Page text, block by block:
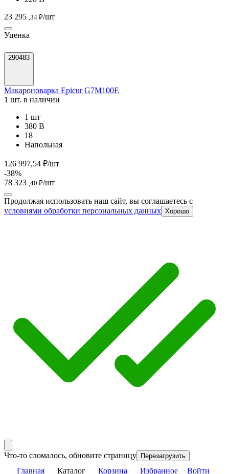
23 295 ,34 ₽/шт
Уценка
290483
Макароноварка Epicur G7M100E
1 шт. в наличии
1 шт
380 В
18
Напольная
126 997,54 ₽/шт
-38%
78 323 ,40 ₽/шт
Продолжая использовать наш сайт, вы соглашаетесь c
условиями обработки персональных данных Хорошо
Что-то сломалось, обновите страницу Перезагрузить
Главная Каталог Корзина Избранное Войти